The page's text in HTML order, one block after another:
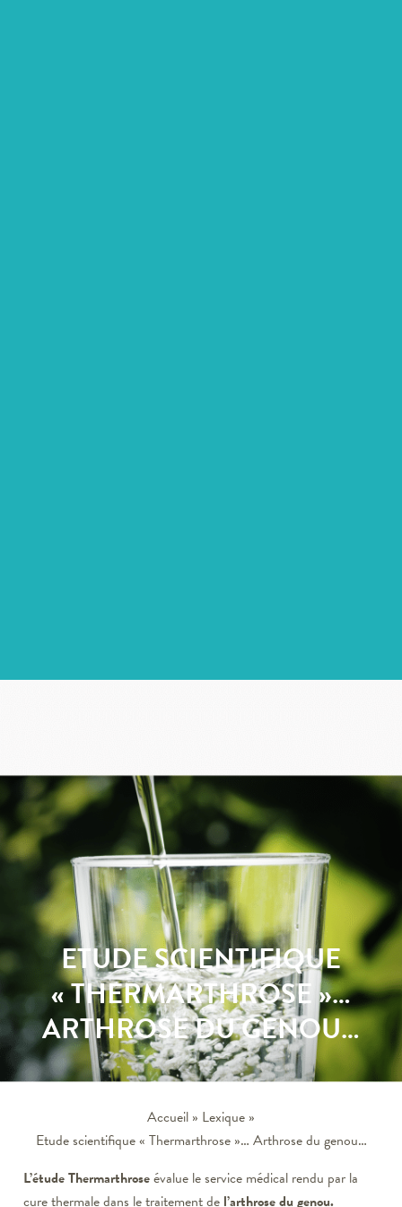
ETUDE SCIENTIFIQUE
« THERMARTHROSE »…
ARTHROSE DU GENOU…
Accueil » Lexique »
Etude scientifique « Thermarthrose »… Arthrose du genou…
L’étude Thermarthroseévalue le service médical rendu par la
cure thermale dans le traitement de l’arthrose du genou.